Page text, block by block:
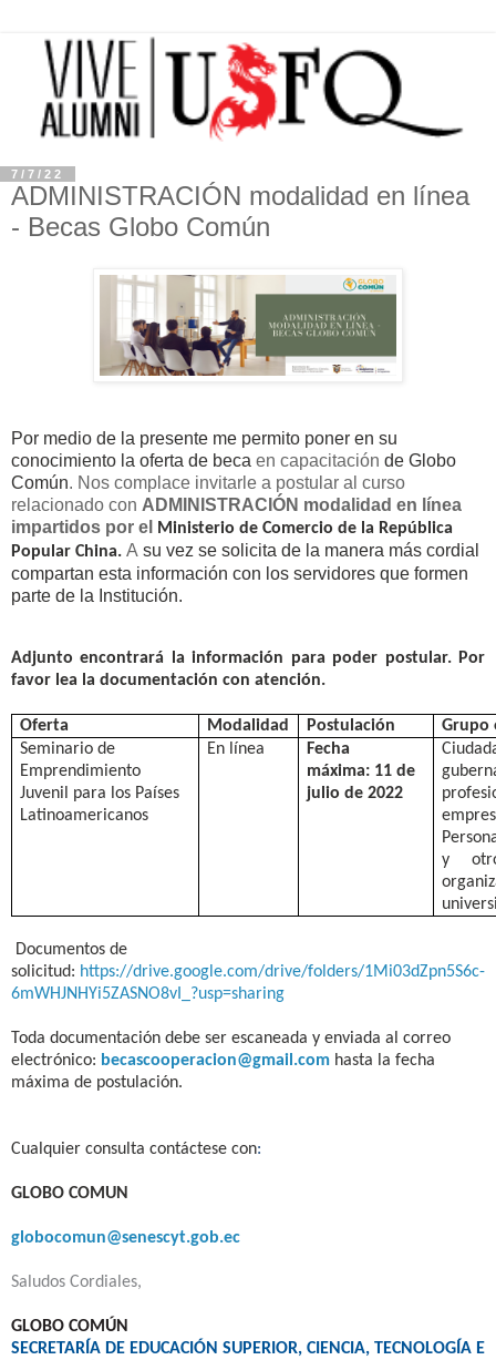
7/7/22
ADMINISTRACIÓN modalidad en línea
- Becas Globo Común
Por medio de la presente me permito poner en su
conocimiento la oferta de beca en capacitación de Globo
Común. Nos complace invitarle a postular al curso
relacionado con ADMINISTRACIÓN modalidad en línea
impartidos por el Ministerio de Comercio de la República
Popular China. A su vez se solicita de la manera más cordial
compartan esta información con los servidores que formen
parte de la Institución.
Adjunto encontrará la información para poder postular. Por
favor lea la documentación con atención.
Oferta Modalidad Postulación
Grupo
Seminario de
Emprendimiento
Juvenil para los Países
Latinoamericanos
En línea
Fecha
máxima: 11 de
julio de 2022
y
Documentos de
solicitud: https://drive.google.com/drive/folders/1Mi03dZpn5S6c-
6mWHJNHYi5ZASNO8vI_?usp=sharing
Toda documentación debe ser escaneada y enviada al correo
electrónico: becascooperacion@gmail.com hasta la fecha
máxima de postulación.
Cualquier consulta contáctese con:
GLOBO COMUN
globocomun@senescyt.gob.ec
Saludos Cordiales,
GLOBO COMÚN
SECRETARÍA DE EDUCACIÓN SUPERIOR, CIENCIA, TECNOLOGÍA E